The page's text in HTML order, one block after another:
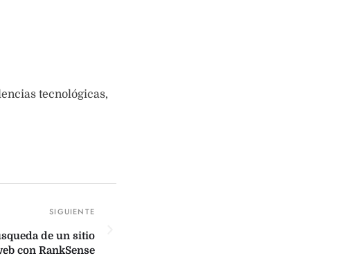
tecnológicas,
de un sitio
con RankSense